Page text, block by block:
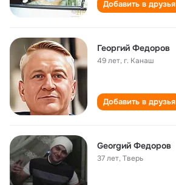
Добавить в друзья
Георгий Федоров
49 лет,г. Канаш
Добавить в друзья
Georgий Федоров
37 лет,Тверь